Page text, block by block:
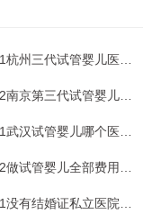
2021杭州三代试管婴儿医院排行榜及成功率
2022南京第三代试管婴儿医院哪家好
2021武汉试管婴儿哪个医院成功率最高？参考下
2022做试管婴儿全部费用多少钱？
2021没有结婚证私立医院试管婴儿可行吗？